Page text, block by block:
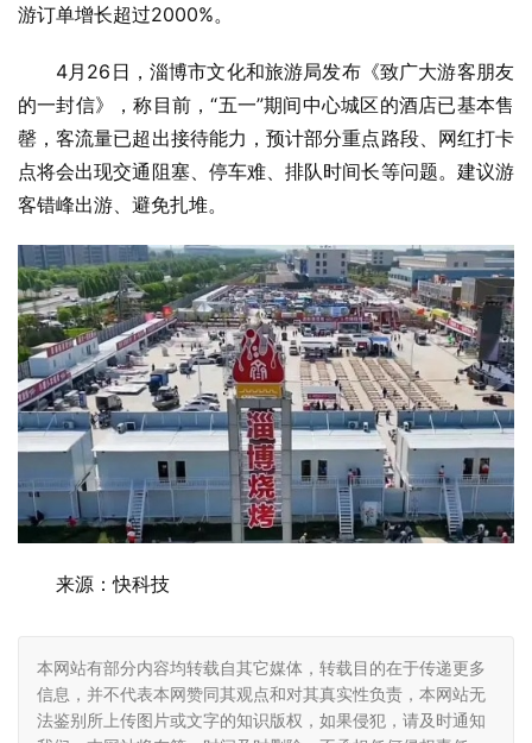
游订单增长超过2000%。
4月26日，淄博市文化和旅游局发布《致广大游客朋友
的一封信》，称目前，“五一”期间中心城区的酒店已基本售
罄，客流量已超出接待能力，预计部分重点路段、网红打卡
点将会出现交通阻塞、停车难、排队时间长等问题。建议游
客错峰出游、避免扎堆。
来源：快科技
本网站有部分内容均转载自其它媒体，转载目的在于传递更多
信息，并不代表本网赞同其观点和对其真实性负责，本网站无
法鉴别所上传图片或文字的知识版权，如果侵犯，请及时通知